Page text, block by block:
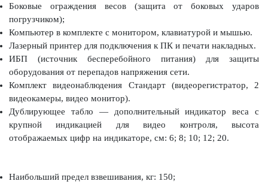
Боковые ограждения весов (защита от боковых ударов
погрузчиком);
Компьютер в комплекте с монитором, клавиатурой и мышью.
Лазерный принтер для подключения к ПК и печати накладных.
ИБП (источник бесперебойного питания) для защиты
оборудования от перепадов напряжения сети.
Комплект видеонаблюдения Стандарт (видеорегистратор, 2
видеокамеры, видео монитор).
Дублирующее табло — дополнительный индикатор веса с
крупной индикацией для видео контроля, высота
отображаемых цифр на индикаторе, см: 6; 8; 10; 12; 20.
Наибольший предел взвешивания, кг: 150;